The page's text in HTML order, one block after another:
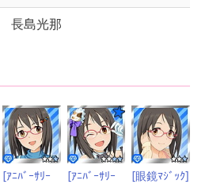
長島光那
[ｱﾆﾊﾞｰｻﾘｰ
[ｱﾆﾊﾞｰｻﾘｰ
[眼鏡ﾏｼﾞｯｸ]